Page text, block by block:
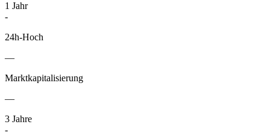
1 Jahr
-
24h-Hoch
—
Marktkapitalisierung
—
3 Jahre
-